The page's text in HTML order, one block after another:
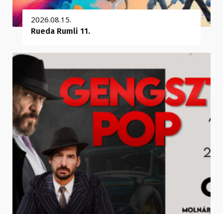
2026.08.15.
Rueda Rumli 11.